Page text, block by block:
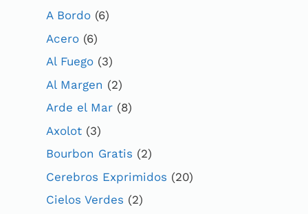
A Bordo (6)
Acero (6)
Al Fuego (3)
Al Margen (2)
Arde el Mar (8)
Axolot (3)
Bourbon Gratis (2)
Cerebros Exprimidos (20)
Cielos Verdes (2)